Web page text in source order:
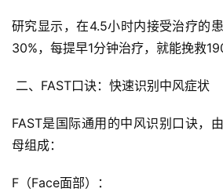
研究显示，在4.5小时内接受治疗的
30%，每提早1分钟治疗，就能挽救
二、FAST口诀：快速识别中风症状
FAST是国际通用的中风识别口诀，
母组成：
F（Face面部）：